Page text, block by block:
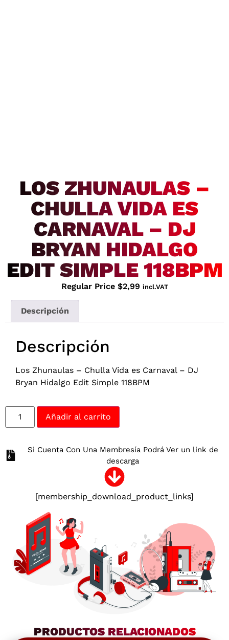
LOS ZHUNAULAS –
CHULLA VIDA ES
CARNAVAL – DJ
BRYAN HIDALGO
EDIT SIMPLE 118BPM
Regular Price $2,99 incl.VAT
Descripción
Descripción
Los Zhunaulas – Chulla Vida es Carnaval – DJ
Bryan Hidalgo Edit Simple 118BPM
Añadir al carrito
Si Cuenta Con Una Membresía Podrá Ver un link de
descarga
[membership_download_product_links]
PRODUCTOS RELACIONADOS